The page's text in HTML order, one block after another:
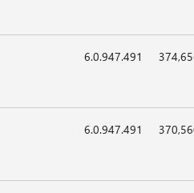
6.0.947.491
6.0.947.491